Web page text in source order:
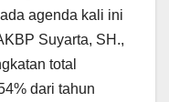
agenda kali ini
Suyarta, SH.,
total
dari tahun